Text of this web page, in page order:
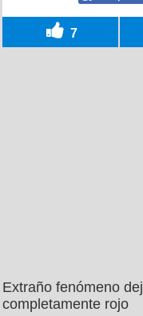
7
Extraño fenómeno
completamente rojo